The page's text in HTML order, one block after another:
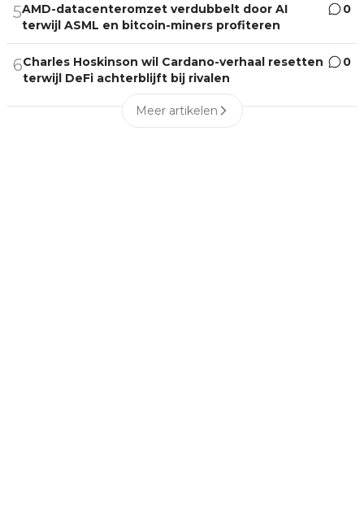
5AMD-datacenteromzet verdubbelt door AI
terwijl ASML en bitcoin-miners profiteren
0
6Charles Hoskinson wil Cardano-verhaal resetten
terwijl DeFi achterblijft bij rivalen
0
Meer artikelen